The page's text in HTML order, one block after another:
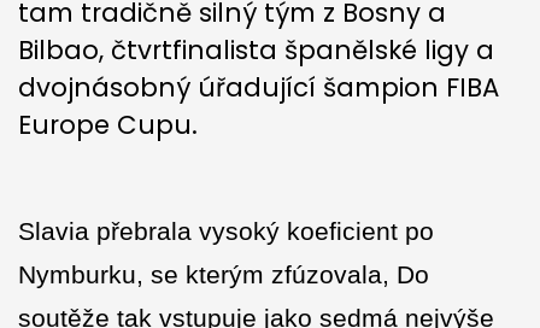
tam tradičně silný tým z Bosny a
Bilbao, čtvrtfinalista španělské ligy a
dvojnásobný úřadující šampion FIBA
Europe Cupu.
Slavia přebrala vysoký koeficient po
Nymburku, se kterým zfúzovala, Do
soutěže tak vstupuje jako sedmá nejvýše